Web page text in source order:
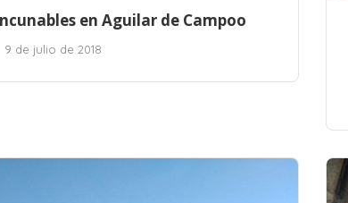
en Aguilar de Campoo
9 de julio de 2018